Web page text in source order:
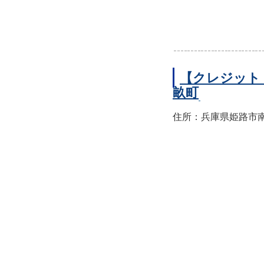
【クレジッ
畝町
住所：兵庫県姫路市